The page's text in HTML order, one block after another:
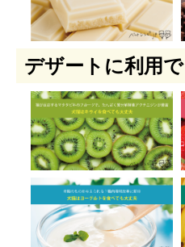
デザートに利用